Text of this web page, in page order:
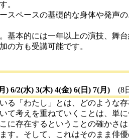
。
スペースの基礎的な身体や発声
基本的には一年以上の演技、舞
の方も受講可能です。
) 6/2(水) 3(木) 4(金) 6(日) 7(月) (8
る「わたし」とは、どのような
て考えを重ねていくことは、単
に存在するということの確かさ
す。そして、これはそのまま俳